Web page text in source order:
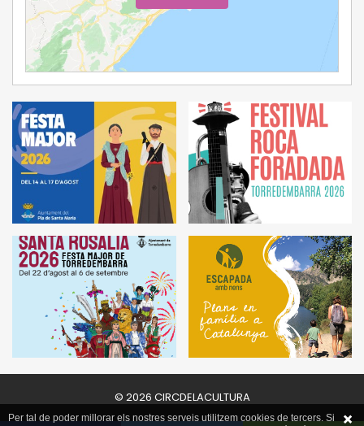
© 2026 CIRCDELACULTURA
Per tal de poder millorar els nostres serveis utilitzem cookies de tercers. Si